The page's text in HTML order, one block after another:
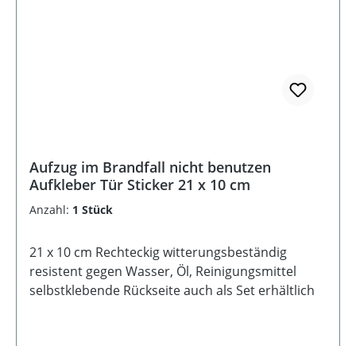
Aufzug im Brandfall nicht benutzen
Aufkleber Tür Sticker 21 x 10 cm
Anzahl: 1 Stück
21 x 10 cm Rechteckig witterungsbeständig
resistent gegen Wasser, Öl, Reinigungsmittel
selbstklebende Rückseite auch als Set erhältlich